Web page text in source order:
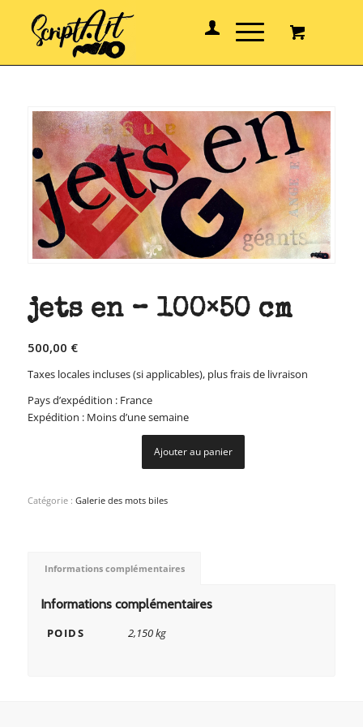
jets en – 100×50 cm
500,00 €
Taxes locales incluses (si applicables), plus frais de livraison
Pays d’expédition : France
Expédition : Moins d’une semaine
Ajouter au panier
Catégorie : Galerie des mots biles
Informations complémentaires
Informations complémentaires
POIDS 2,150 kg